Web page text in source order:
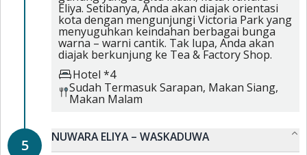
Eliya. Setibanya, Anda akan diajak orientasi
kota dengan mengunjungi Victoria Park yang
menyuguhkan keindahan berbagai bunga
warna – warni cantik. Tak lupa, Anda akan
diajak berkunjung ke Tea & Factory Shop.
Hotel *4
Sudah TermasukSarapan, Makan Siang,
Makan Malam
5 NUWARA ELIYA – WASKADUWA